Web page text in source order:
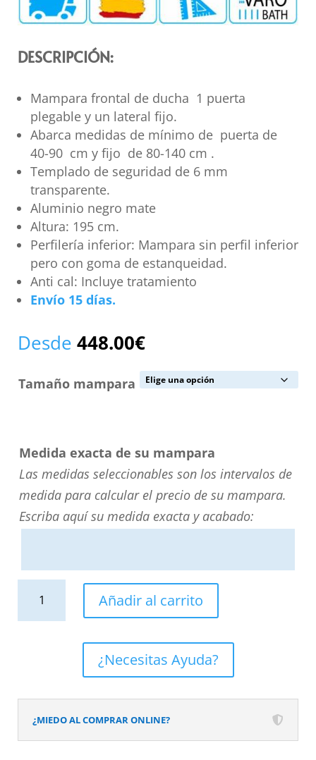
DESCRIPCIÓN:
Mampara frontal de ducha 1 puerta
plegable y un lateral fijo.
Abarca medidas de mínimo de puerta de
40-90 cm y fijo de 80-140 cm .
Templado de seguridad de 6 mm
transparente.
Aluminio negro mate
Altura: 195 cm.
Perfilería inferior: Mampara sin perfil inferior
pero con goma de estanqueidad.
Anti cal: Incluye tratamiento
Envío 15 días.
Desde 448.00€
Tamaño mampara
Medida exacta de su mampara
Las medidas seleccionables son los intervalos de
medida para calcular el precio de su mampara.
Escriba aquí su medida exacta y acabado:
1
fijo
-
Añadir al carrito
¿Necesitas Ayuda?
¿MIEDO AL COMPRAR ONLINE?